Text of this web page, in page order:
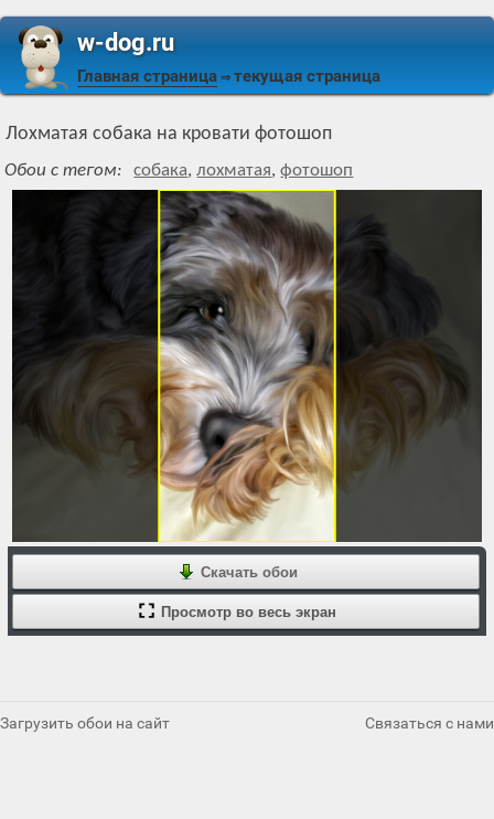
w-dog.ru
Главная страница ⇒ текущая страница
Лохматая собака на кровати фотошоп
Обои с тегом: собака,лохматая,фотошоп
Скачать обои
Просмотр во весь экран
Загрузить обои на сайт Связаться с нами